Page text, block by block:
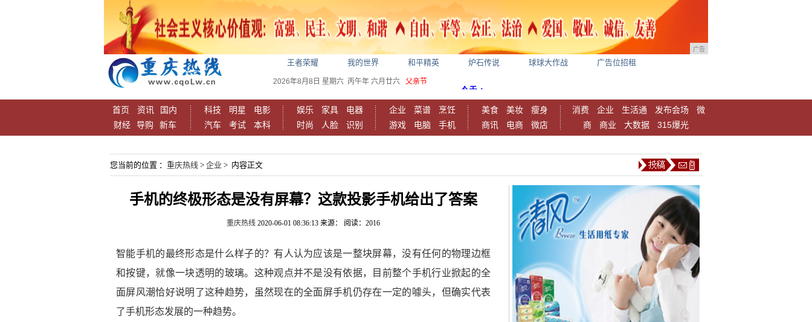
广告
王者荣耀 我的世界 和平精英 炉石传说 球球大作战 广告位招租
2026年8月8日 星期六 丙午年 六月廿六 父亲节
首页 资讯
国内
财经
导购 新车
科技 明星
电影
汽车
考试 本科
娱乐 家具
电器
时尚
人脸 识别
企业 菜谱
烹饪
游戏
电脑 手机
美食 美妆
瘦身
商讯
电商 微店
消费 企业 生活通 发布会场
微
商
商业 大数据 315爆光
您当前的位置 ： 重庆热线 > 企业 > 内容正文
手机的终极形态是没有屏幕？这款投影手机给出了答案
重庆热线 2020-06-01 08:36:13 来源： 阅读：2016
智能手机的最终形态是什么样子的？有人认为应该是一整块屏幕，没有任何的物理边框
和按键，就像一块透明的玻璃。这种观点并不是没有依据，目前整个手机行业掀起的全
面屏风潮恰好说明了这种趋势，虽然现在的全面屏手机仍存在一定的噱头，但确实代表
了手机形态发展的一种趋势。